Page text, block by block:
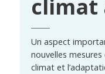
climat
Un aspect
nouvelles
climat et